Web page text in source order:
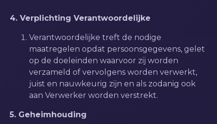
4. Verplichting Verantwoordelijke
Verantwoordelijke treft de nodige
maatregelen opdat persoonsgegevens, gelet
op de doeleinden waarvoor zij worden
verzameld of vervolgens worden verwerkt,
juist en nauwkeurig zijn en als zodanig ook
aan Verwerker worden verstrekt.
5. Geheimhouding